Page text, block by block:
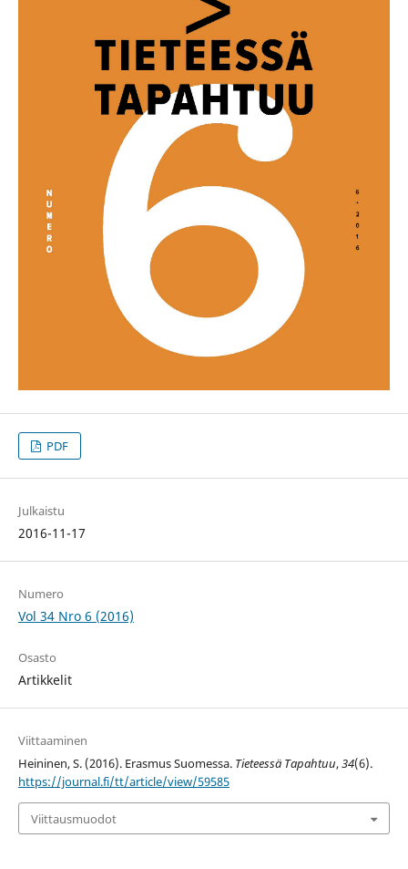
PDF
Julkaistu
2016-11-17
Numero
Vol 34 Nro 6 (2016)
Osasto
Artikkelit
Viittaaminen
Heininen, S. (2016). Erasmus Suomessa. Tieteessä Tapahtuu,34(6).
https://journal.fi/tt/article/view/59585
Viittausmuodot